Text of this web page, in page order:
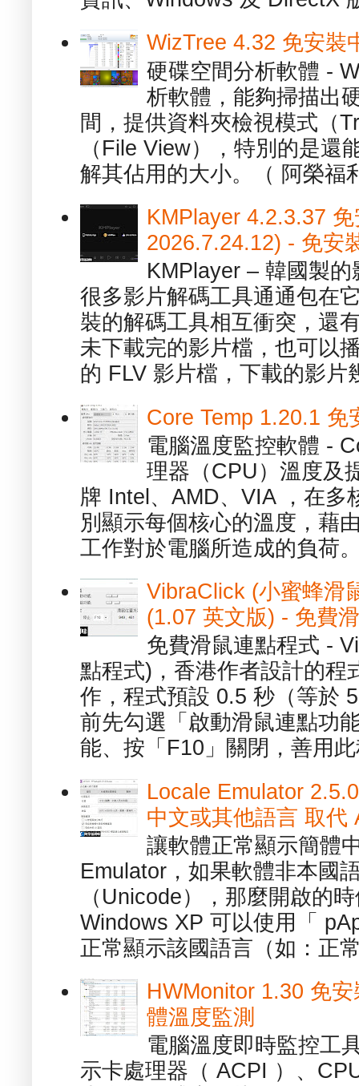
WizTree 4.32 免安裝
硬碟空間分析軟體 -
析軟體，能夠掃描出
間，提供資料夾檢視模式（
（File View），特別的是還
解其佔用的大小。（ 阿榮福
KMPlayer 4.2.3.37
2026.7.24.12) - 免安
KMPlayer – 韓國製
很多影片解碼工具通通包在
裝的解碼工具相互衝突，還
未下載完的影片檔，也可以
的 FLV 影片檔，下載的影片
Core Temp 1.20.1 免
電腦溫度監控軟體 -
理器（CPU）溫度及
牌 Intel、AMD、VIA ，在多
別顯示每個核心的溫度，藉
工作對於電腦所造成的負荷
VibraClick (小蜜蜂滑
(1.07 英文版) - 免費
免費滑鼠連點程式 -
點程式)，香港作者設計的程
作，程式預設 0.5 秒（等於
前先勾選「啟動滑鼠連點功
能、按「F10」關閉，善用
Locale Emulator
中文或其他語言 取代
讓軟體正常顯示簡體
Emulator，如果軟體非本國
（Unicode），那麼開啟的
Windows XP 可以使用「
正常顯示該國語言（如：正
HWMonitor 1.30 免
體溫度監測
電腦溫度即時監控工
示卡處理器（ ACPI ）、